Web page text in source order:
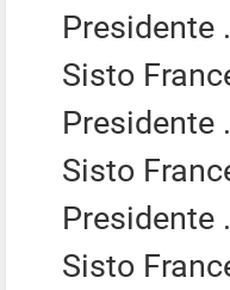
Presidente
Sisto
Presidente
Sisto
Presidente
Sisto